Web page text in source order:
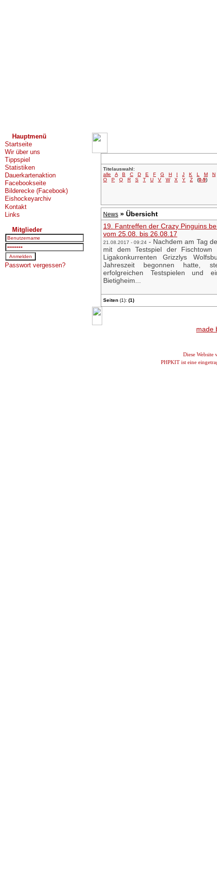
Hauptmenü
Startseite
Wir über uns
Tippspiel
Statistiken
Dauerkartenaktion
Facebookseite
Bilderecke (Facebook)
Eishockeyarchiv
Kontakt
Links
Mitglieder
Passwort vergessen?
Titelauswahl:
alle
A B C D E F G H I J K L M
N
O
P Q R S T U V W X Y Z (0-9)
News » Übersicht
19. Fantreffen der Crazy Pinguins
vom 25.08. bis 26.08.17
21.08.2017 - 09:24 - Nachdem am Tag
mit dem Testspiel der Fischtown
Ligakonkurrenten Grizzlys
Jahreszeit begonnen hatte,
erfolgreichen Testspielen und
Bietigheim...
Seiten (1): (1)
made
Diese Website
PHPKIT ist eine